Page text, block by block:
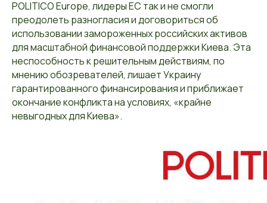
POLITICO Europe, лидеры ЕС так и не смогли
преодолеть разногласия и договориться об
использовании замороженных российских активов
для масштабной финансовой поддержки Киева. Эта
неспособность к решительным действиям, по
мнению обозревателей, лишает Украину
гарантированного финансирования и приближает
окончание конфликта на условиях, «крайне
невыгодных для Киева».